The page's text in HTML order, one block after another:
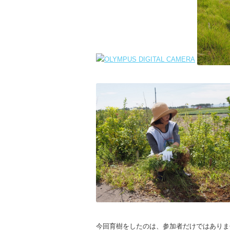
今回育樹をしたのは、参加者だけではあり